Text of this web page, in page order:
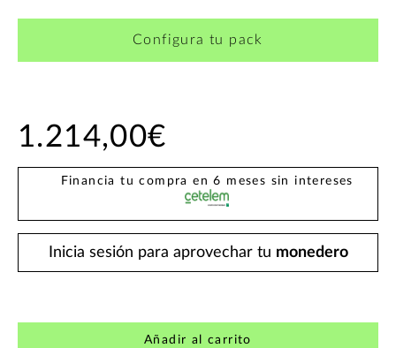
Configura tu pack
1.214,00€
Financia tu compra en 6 meses sin intereses
Inicia sesión para aprovechar tu monedero
Añadir al carrito